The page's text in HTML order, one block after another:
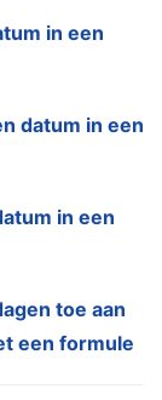
in een
datum in een
in een
toe aan
een formule